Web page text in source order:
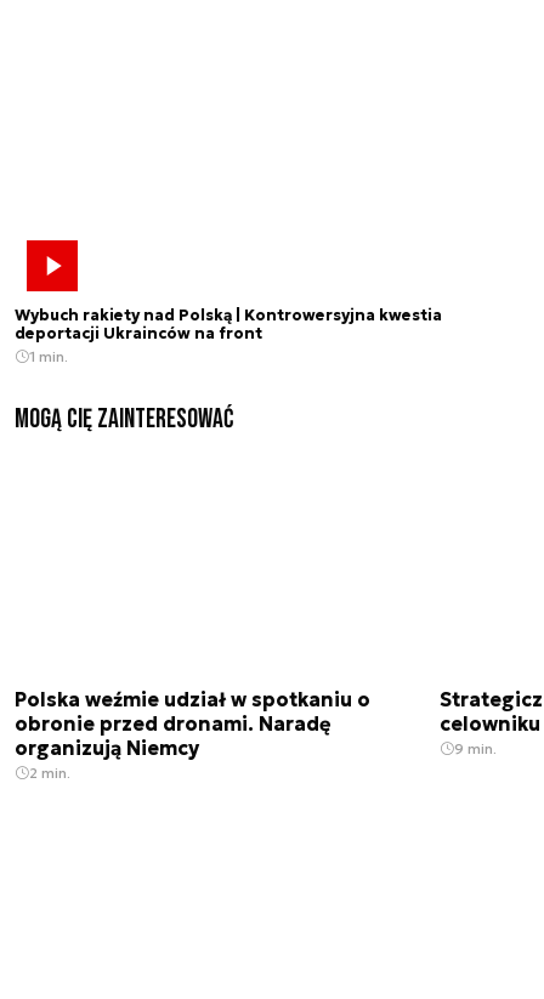
Wybuch rakiety nad Polską | Kontrowersyjna kwestia
deportacji Ukrainców na front
1 min.
Mogą Cię zainteresować
Polska weźmie udział w spotkaniu o
obronie przed dronami. Naradę
organizują Niemcy
2 min.
9 min.